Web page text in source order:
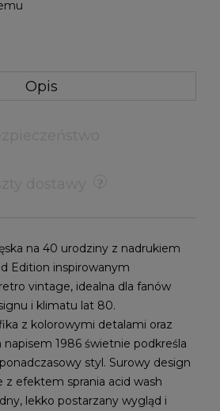
Opis
na 40 urodziny z nadrukiem
Edition inspirowanym
vintage, idealna dla fanów
i klimatu lat 80.
z kolorowymi detalami oraz
1986 świetnie podkreśla
styl. Surowy design
efektem sprania acid wash
lekko postarzany wygląd i